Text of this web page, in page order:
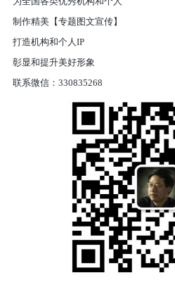
制作精美【专题图文宣传】
打造机构和个人IP
彰显和提升美好形象
联系微信：330835268